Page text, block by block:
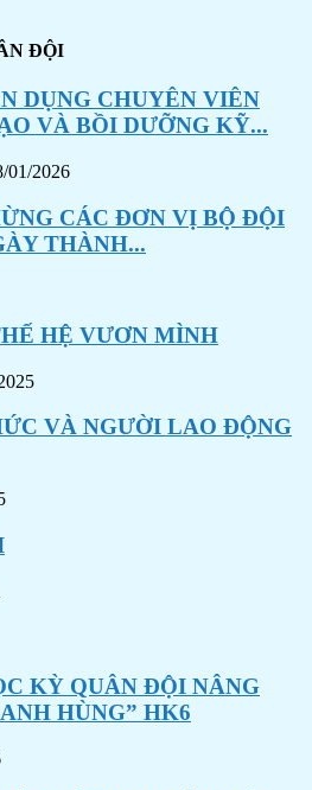
ĐỘI
DỤNG CHUYÊN VIÊN
VÀ BỒI DƯỠNG KỸ...
01/2026
CÁC ĐƠN VỊ BỘ ĐỘI
THÀNH...
HỆ VƯƠN MÌNH
VÀ NGƯỜI LAO ĐỘNG
KỲ QUÂN ĐỘI NÂNG
HÙNG” HK6